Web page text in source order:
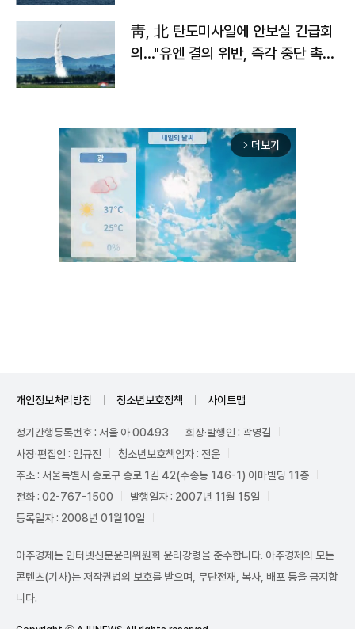
靑, 北 탄도미사일에 안보실 긴급회
의…"유엔 결의 위반, 즉각 중단 촉
arrow_forward_ios 더보기
개인정보처리방침 청소년보호정책 사이트맵
정기간행등록번호 : 서울 아 00493
회장·발행인 : 곽영길
사장·편집인 : 임규진
청소년보호책임자 : 전운
주소 : 서울특별시 종로구 종로 1길 42(수송동 146-1) 이마빌딩 11층
전화 : 02-767-1500
발행일자 : 2007년 11월 15일
등록일자 : 2008년 01월10일
아주경제는 인터넷신문윤리위원회 윤리강령을 준수합니다. 아주경제의 모든
콘텐츠(기사)는 저작권법의 보호를 받으며, 무단전재, 복사, 배포 등을 금지합
니다.